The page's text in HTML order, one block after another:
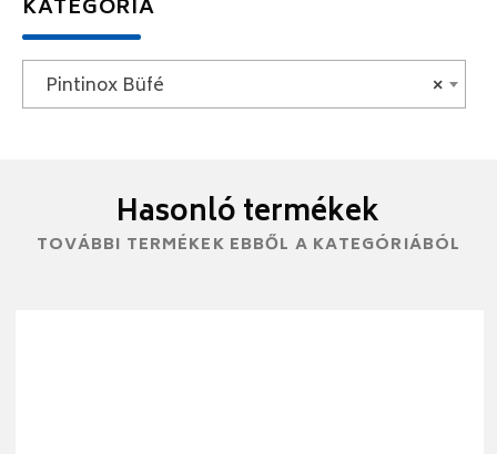
KATEGÓRIA
×
Pintinox Büfé
Hasonló termékek
TOVÁBBI TERMÉKEK EBBŐL A KATEGÓRIÁBÓL